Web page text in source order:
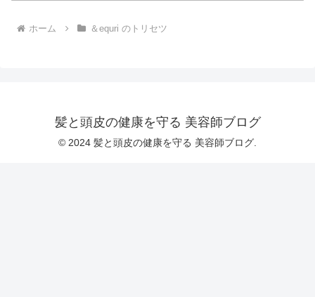
ホーム ＆equri のトリセツ
髪と頭皮の健康を守る 美容師ブログ
© 2024 髪と頭皮の健康を守る 美容師ブログ.